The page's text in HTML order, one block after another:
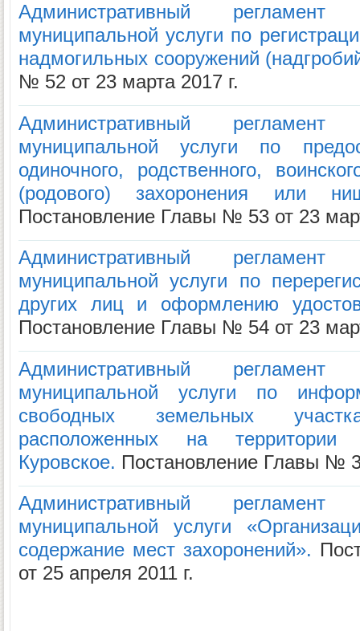
Административный
муниципальной услуги по
надмогильных сооружений
№ 52 от 23 марта 2017 г.
Административный
муниципальной услуги по
одиночного, родственного,
(родового) захоронения или
Постановление Главы № 53 от 23
Административный
муниципальной услуги по
других лиц и оформлению
Постановление Главы № 54 от 23
Административный
муниципальной услуги по
свободных земельных
расположенных на территории
Куровское. Постановление Главы №
Административный
муниципальной услуги
содержание мест захоронений».
от 25 апреля 2011 г.